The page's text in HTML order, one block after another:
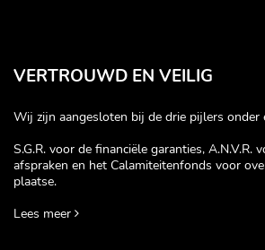
VERTROUWD EN VEILIG
Wij zijn aangesloten bij de drie pijlers onder
S.G.R. voor de financiële garanties, A.N.V.R.
afspraken en het Calamiteitenfonds voor
plaatse.
Lees meer